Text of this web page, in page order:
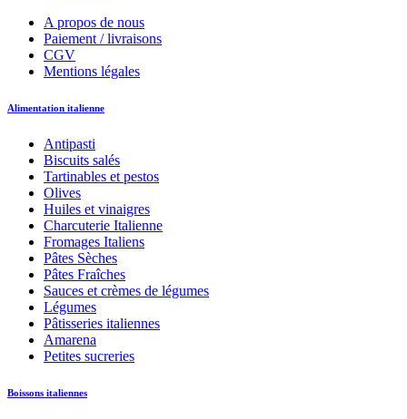
A propos de nous
Paiement / livraisons
CGV
Mentions légales
Alimentation italienne
Antipasti
Biscuits salés
Tartinables et pestos
Olives
Huiles et vinaigres
Charcuterie Italienne
Fromages Italiens
Pâtes Sèches
Pâtes Fraîches
Sauces et crèmes de légumes
Légumes
Pâtisseries italiennes
Amarena
Petites sucreries
Boissons italiennes